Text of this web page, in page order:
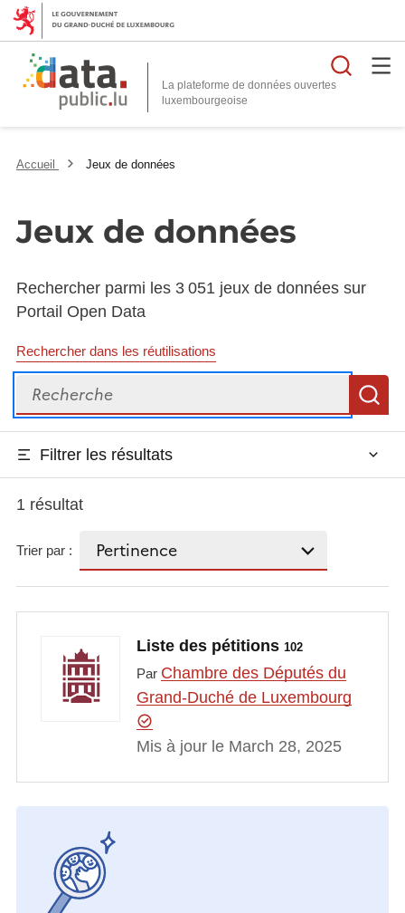
La plateforme de données ouvertes
Accueil Jeux de données
Jeux de données
Rechercher parmi les 3 051 jeux de données sur
Portail Open Data
Rechercher dans les réutilisations
Recherche
Filtrer les résultats
1 résultat
Trier par :
Liste des pétitions 102
Par Chambre des Députés du
Grand-Duché de Luxembourg
Mis à jour le March 28, 2025